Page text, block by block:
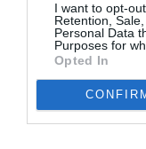
I want to opt-
Retention,
Personal Data
Purposes for
Opted In